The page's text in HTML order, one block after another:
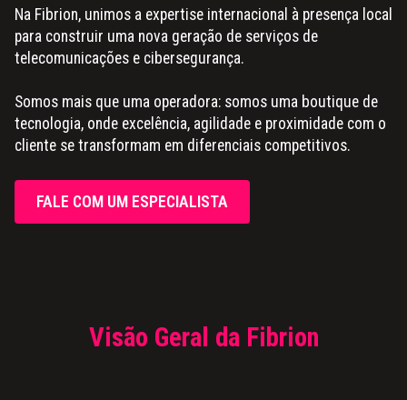
Na Fibrion, unimos a expertise internacional à presença local
para construir uma nova geração de serviços de
telecomunicações e cibersegurança.
Somos mais que uma operadora: somos uma boutique de
tecnologia, onde excelência, agilidade e proximidade com o
cliente se transformam em diferenciais competitivos.
FALE COM UM ESPECIALISTA
Visão Geral da Fibrion